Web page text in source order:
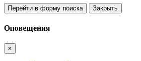
Перейти в форму поиска Закрыть
Оповещения
×